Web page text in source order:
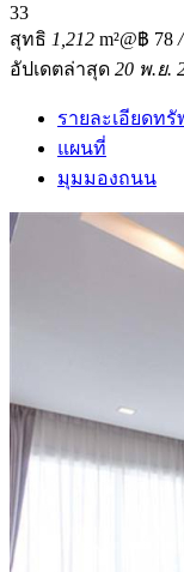
33
สุทธิ 1,212 m²@฿ 78
อัปเดตล่าสุด 20 พ.ย.
รายละเอียดท
แผนที่
มุมมองถนน